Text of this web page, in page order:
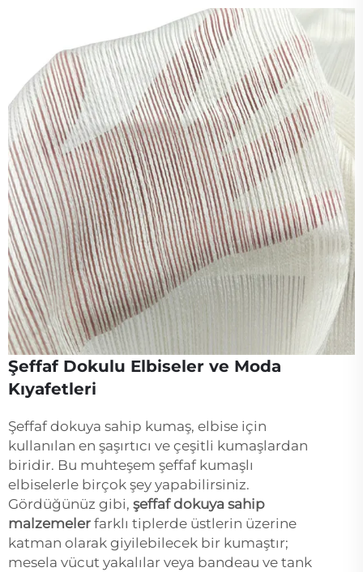
Şeffaf Dokulu Elbiseler ve Moda
Kıyafetleri
Şeffaf dokuya sahip kumaş, elbise için
kullanılan en şaşırtıcı ve çeşitli kumaşlardan
biridir. Bu muhteşem şeffaf kumaşlı
elbiselerle birçok şey yapabilirsiniz.
Gördüğünüz gibi, şeffaf dokuya sahip
malzemeler farklı tiplerde üstlerin üzerine
katman olarak giyilebilecek bir kumaştır;
mesela vücut yakalılar veya bandeau ve tank